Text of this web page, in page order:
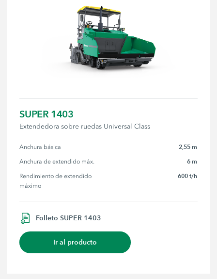
SUPER 1403
Extendedora sobre ruedas Universal Class
Anchura básica 2,55 m
Anchura de extendido máx. 6 m
Rendimiento de extendido
máximo
600 t/h
Folleto SUPER 1403
Ir al producto